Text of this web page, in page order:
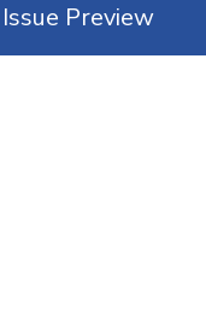
Issue Preview